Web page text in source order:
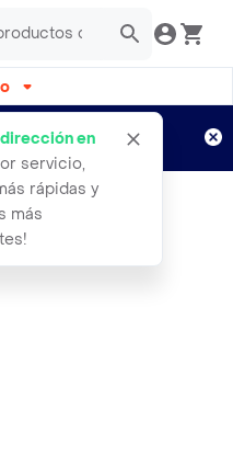
en
servicio,
rápidas y
más
Aplican TyC